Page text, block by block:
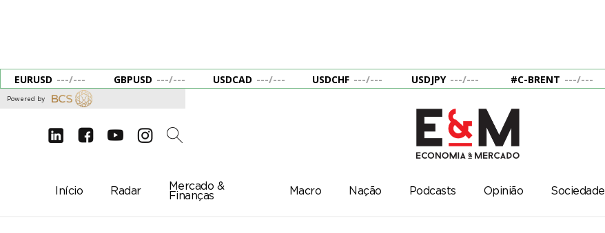
EURUSD ---/--- GBPUSD ---/--- USDCAD ---/--- USDCHF ---/--- USDJPY ---/--- #C-BRENT ---/---
Powered by
d e g c 2
Início Radar
Mercado &
Finanças
Macro Nação Podcasts Opinião Sociedade